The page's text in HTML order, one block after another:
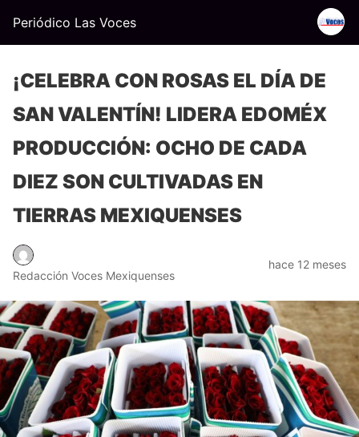
Periódico Las Voces
¡CELEBRA CON ROSAS EL DÍA DE
SAN VALENTÍN! LIDERA EDOMÉX
PRODUCCIÓN: OCHO DE CADA
DIEZ SON CULTIVADAS EN
TIERRAS MEXIQUENSES
Redacción Voces Mexiquenses
hace 12 meses